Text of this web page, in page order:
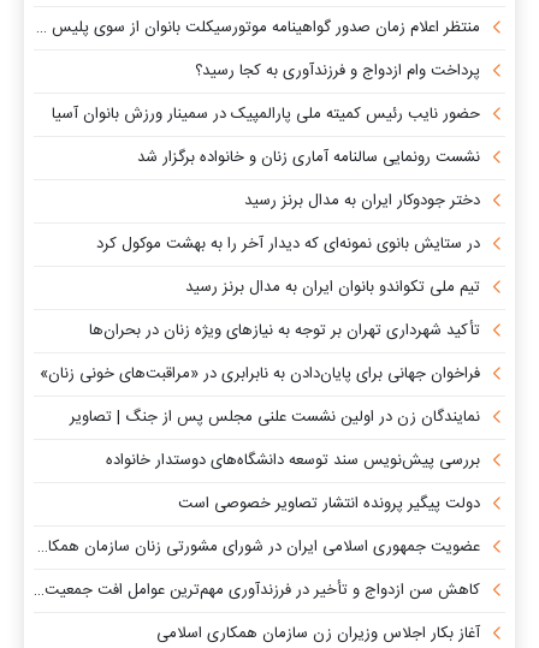
منتظر اعلام زمان صدور گواهینامه موتورسیکلت بانوان از سوی پلیس هستیم
پرداخت وام‌ ازدواج و فرزندآوری به کجا رسید؟
حضور نایب رئیس کمیته ملی پارالمپیک در سمینار ورزش بانوان آسیا
نشست رونمایی سالنامه آماری زنان و خانواده برگزار شد
دختر جودوکار ایران به مدال برنز رسید
در ستایش بانوی نمونه‌ای که دیدار آخر را به بهشت موکول کرد
تیم ملی تکواندو بانوان ایران به مدال برنز رسید
تأکید شهرداری تهران بر توجه به نیازهای ویژه زنان در بحران‌ها
فراخوان جهانی برای پایان‌دادن به نابرابری در «مراقبت‌های خونی زنان»
نمایندگان زن در اولین نشست علنی مجلس پس از جنگ | تصاویر
بررسی پیش‌نویس سند توسعه دانشگاه‌های دوستدار خانواده
دولت پیگیر پرونده انتشار تصاویر خصوصی است
عضویت جمهوری اسلامی ایران در شورای مشورتی زنان سازمان همکاری‌های اسلامی
کاهش سن ازدواج و تأخیر در فرزندآوری مهم‌ترین عوامل افت جمعیت کشور است
آغاز بکار اجلاس وزیران زن سازمان همکاری اسلامی